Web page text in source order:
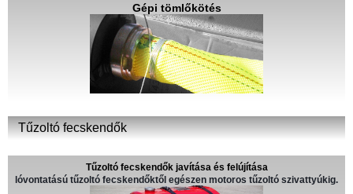
Gépi tömlőkötés
Tűzoltó fecskendők
Tűzoltó fecskendők javítása és felújítása
lóvontatású tűzoltó fecskendőktől egészen motoros tűzoltó szivattyúkig.